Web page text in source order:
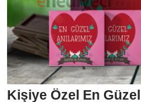
Kişiye Özel En Güzel